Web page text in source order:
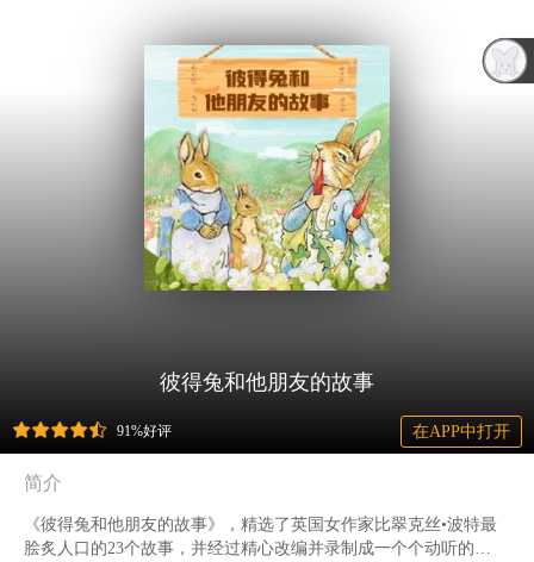
彼得兔和他朋友的故事
91%好评 在APP中打开
简介
《彼得兔和他朋友的故事》，精选了英国女作家比翠克丝•波特最
脍炙人口的23个故事，并经过精心改编并录制成一个个动听的音